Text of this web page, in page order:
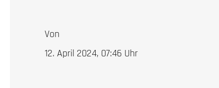
Von
12. April 2024, 07:46 Uhr